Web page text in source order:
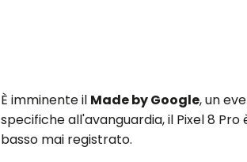
È imminente il Made by Google, un
specifiche all'avanguardia, il Pixel 8
basso mai registrato.